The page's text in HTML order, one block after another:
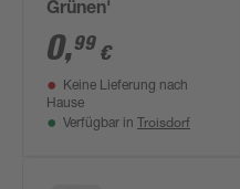
Grünen'
0,99 €
Keine Lieferung nach
Hause
Verfügbar in Troisdorf